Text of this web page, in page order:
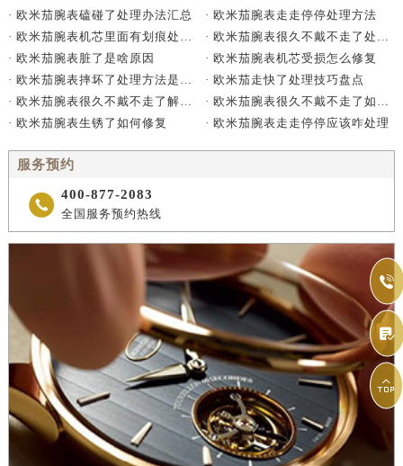
· 欧米茄腕表磕碰了处理办法汇总
· 欧米茄腕表机芯里面有划痕处理办法详解
· 欧米茄腕表脏了是啥原因
· 欧米茄腕表摔坏了处理方法是什么
· 欧米茄腕表很久不戴不走了解决方法是什么
· 欧米茄腕表生锈了如何修复
· 欧米茄腕表走走停停处理方法
· 欧米茄腕表机芯受损怎么修复
· 欧米茄走快了处理技巧盘点
· 欧米茄腕表走走停停应该咋处理
服务预约
 400-877-2083
全国服务预约热线


